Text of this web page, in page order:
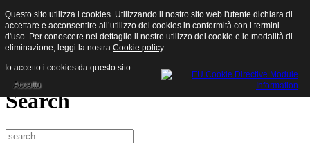
Sisam S.p.a.
Menu
Search
Questo sito utilizza i cookies. Utilizzando il nostro sito web l'utente dichiara di
accettare e acconsentire all’utilizzo dei cookies in conformità con i termini
d'uso. Per conoscere nel dettaglio il nostro utilizzo dei cookie e le modalità di
eliminazione, leggi la nostra Cookie policy.
Io accetto i cookies da questo sito.
Accetto